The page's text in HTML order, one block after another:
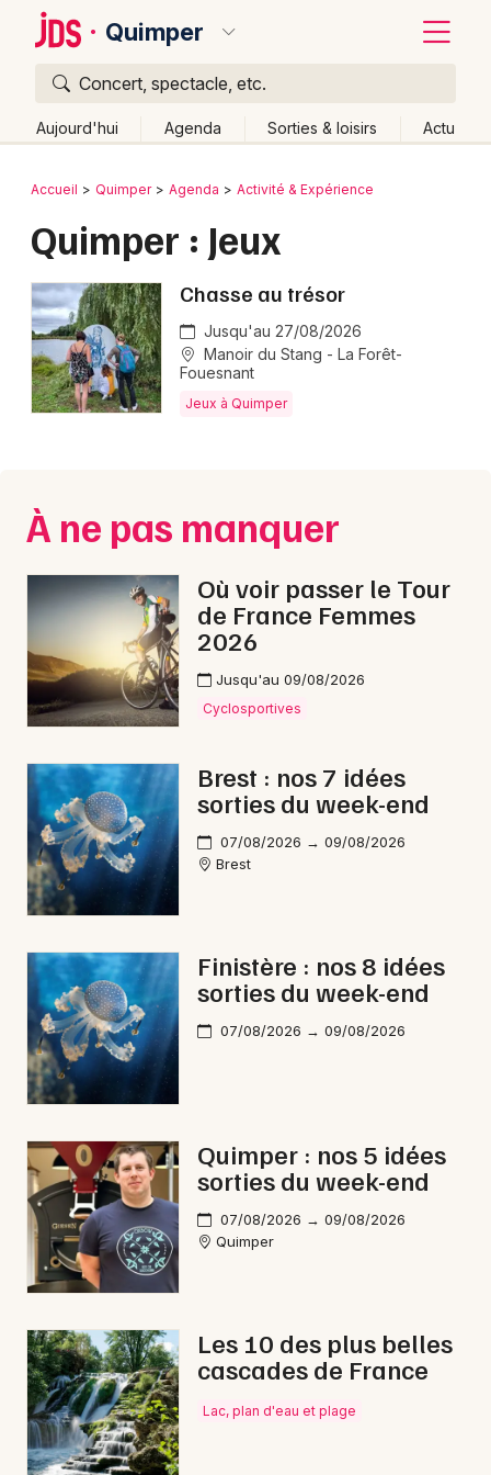
Quimper
Concert, spectacle, etc.
Aujourd'hui Agenda Sorties & loisirs Actu
Publier un événement
Grands événements
Activité & Expérience
Spectacles
Concerts
Soirées
Expos
Sorties & loisirs
Jeux dans le Finistère
Jeux en Bretagne
Newsletter des sorties
Artistes en tournée
Actus à Quimper
Magazine à Quimper
Bordeaux
Lille
Lyon
Marseille
Nantes
Nice
Strasbourg
Toulouse
Toutes les villes
Retour
Accueil Quimper Agenda Activité & Expérience
Quimper : Jeux
Chasse au trésor
Jusqu'au 27/08/2026
Manoir du Stang - La Forêt-
Fouesnant
Jeux à Quimper
À ne pas manquer
Où voir passer le Tour
de France Femmes
2026
Jusqu'au 09/08/2026
Cyclosportives
Brest : nos 7 idées
sorties du week-end
07/08/2026 → 09/08/2026
Brest
Finistère : nos 8 idées
sorties du week-end
07/08/2026 → 09/08/2026
Quimper : nos 5 idées
sorties du week-end
07/08/2026 → 09/08/2026
Quimper
Les 10 des plus belles
cascades de France
Lac, plan d'eau et plage
Quoi ?
Où ?
Partout
Près de moi Changer de lieu
Quand ?
Effacer les dates
Aujourd'hui
Demain Ce week-end Autre